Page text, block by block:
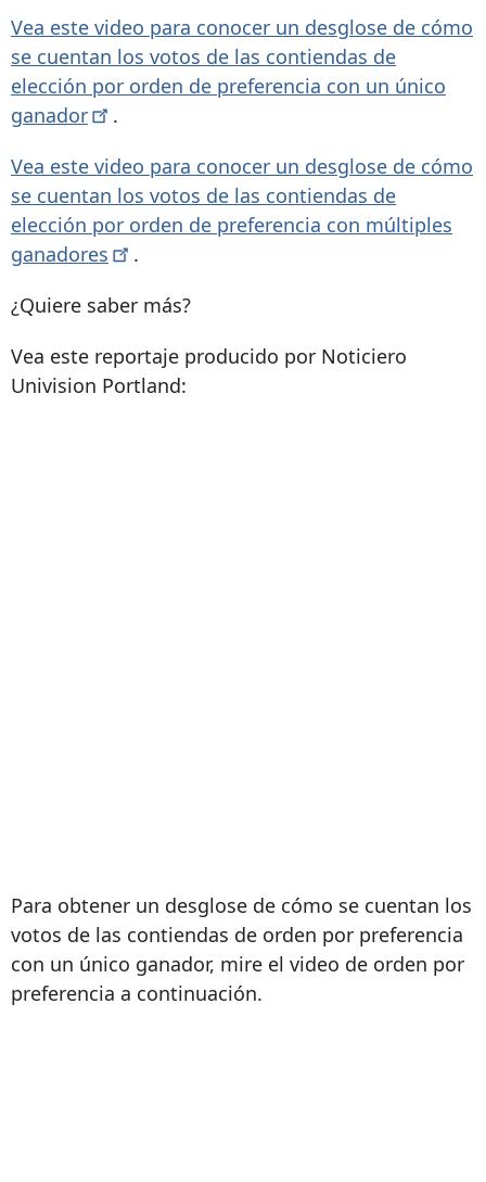
Vea este video para conocer un desglose de cómo
se cuentan los votos de las contiendas de
elección por orden de preferencia con un único
ganador
.
Vea este video para conocer un desglose de cómo
se cuentan los votos de las contiendas de
elección por orden de preferencia con múltiples
ganadores
.
¿Quiere saber más?
Vea este reportaje producido por Noticiero
Univision Portland:
Para obtener un desglose de cómo se cuentan los
votos de las contiendas de orden por preferencia
con un único ganador, mire el video de orden por
preferencia a continuación.